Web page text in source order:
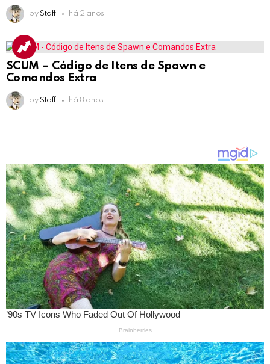
by Staff há 2 anos
SCUM – Código de Itens de Spawn e
Comandos Extra
by Staff há 8 anos